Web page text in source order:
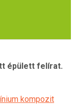
épülett felírat.
kompozit